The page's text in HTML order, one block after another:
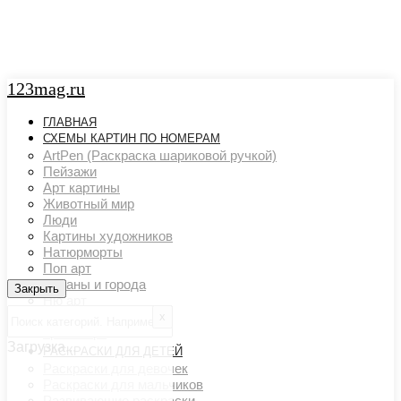
123mag.ru
ГЛАВНАЯ
СХЕМЫ КАРТИН ПО НОМЕРАМ
ArtPen (Раскраска шариковой ручкой)
Пейзажи
Арт картины
Животный мир
Люди
Картины художников
Натюрморты
Поп арт
Страны и города
Ню арт
РАСКРАСКИ ДЛЯ ДЕТЕЙ
Раскраски для девочек
Раскраски для мальчиков
Закрыть
Закрыть
Загрузка...